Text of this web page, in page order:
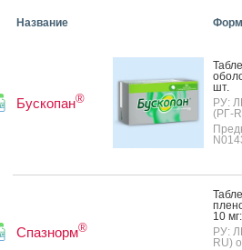
Название
Бускопан®
шт.
РУ:
(РГ-
Спазнорм®
10
РУ:
RU)